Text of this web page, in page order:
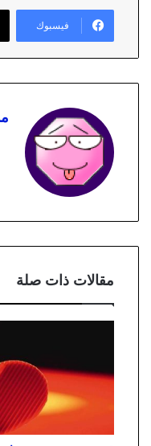
فيسبوك
مقالات ذات صلة